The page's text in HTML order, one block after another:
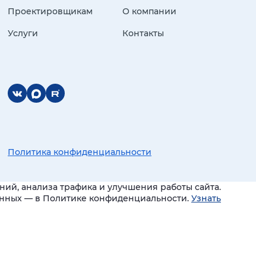
Проектировщикам
Услуги
О компании
Контакты
Политика конфиденциальности
анализа трафика и улучшения работы сайта.
— в Политике конфиденциальности. Узнать